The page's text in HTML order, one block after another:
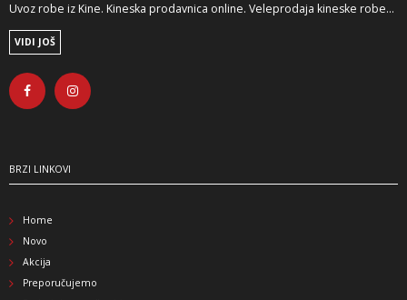
Uvoz robe iz Kine. Kineska prodavnica online. Veleprodaja kineske robe...
VIDI JOŠ
BRZI LINKOVI
Home
Novo
Akcija
Preporučujemo